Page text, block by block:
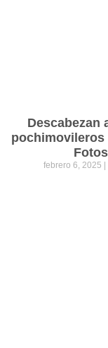
Descabezan
pochimovileros
Fotos
febrero 6, 2025